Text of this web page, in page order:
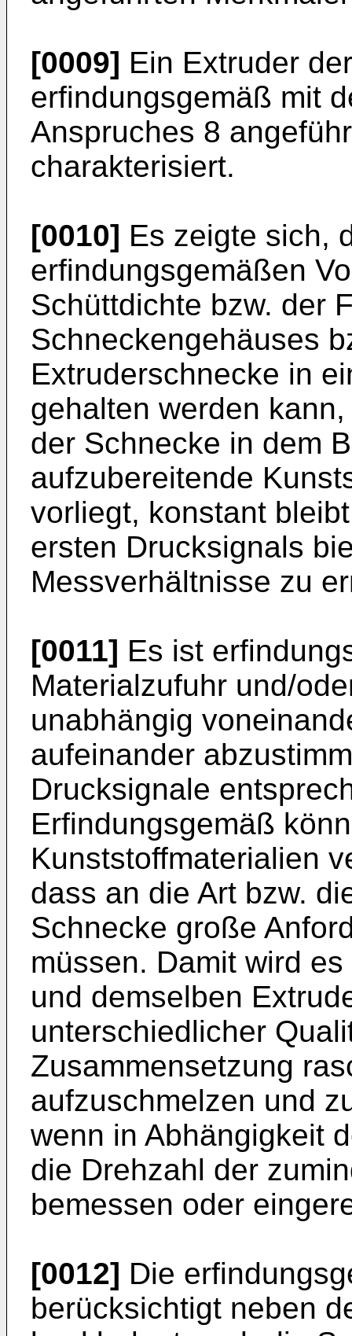
[0009] Ein Extruder
erfindungsgemäß mit
Anspruches 8
charakterisiert.
[0010] Es zeigte sich,
erfindungsgemäßen
Schüttdichte bzw. der
Schneckengehäuses
Extruderschnecke in
gehalten werden
der Schnecke in dem
aufzubereitende
vorliegt, konstant
ersten Drucksignals
Messverhältnisse zu
[0011] Es ist
Materialzufuhr und/
unabhängig
aufeinander
Drucksignale
Erfindungsgemäß
Kunststoffmaterialien
dass an die Art bzw.
Schnecke große
müssen. Damit wird
und demselben
unterschiedlicher
Zusammensetzung
aufzuschmelzen und
wenn in Abhängigkeit
die Drehzahl der
bemessen oder
[0012] Die
berücksichtigt neben